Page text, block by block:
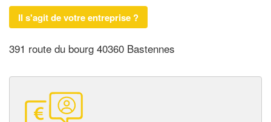
Il s'agit de votre entreprise ?
391 route du bourg 40360 Bastennes